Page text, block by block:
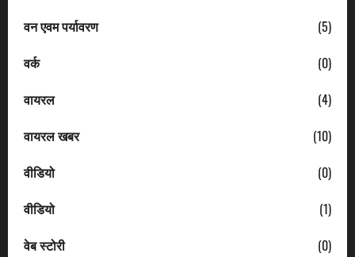
वन एवम पर्यावरण
(5)
वर्क
(0)
वायरल
(4)
वायरल खबर
(10)
वीडियो
(0)
वीडियो
(1)
वेब स्टोरी
(0)